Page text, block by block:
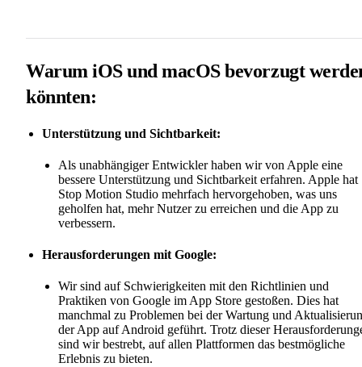
Warum iOS und macOS bevorzugt
könnten:
Unterstützung und Sichtbarkeit:
Als unabhängiger Entwickler haben wir von Apple eine
bessere Unterstützung und Sichtbarkeit erfahren. Apple hat
Stop Motion Studio mehrfach hervorgehoben, was uns
geholfen hat, mehr Nutzer zu erreichen und die App zu
verbessern.
Herausforderungen mit Google:
Wir sind auf Schwierigkeiten mit den Richtlinien und
Praktiken von Google im App Store gestoßen. Dies hat
manchmal zu Problemen bei der Wartung und
der App auf Android geführt. Trotz dieser
sind wir bestrebt, auf allen Plattformen das bestmögliche
Erlebnis zu bieten.